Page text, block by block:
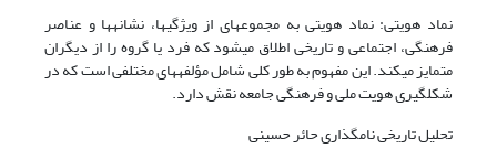
نماد هویتی:نماد هویتی به مجموعهای از ویژگیها، نشانهها و عناصر
فرهنگی، اجتماعی و تاریخی اطلاق میشود که فرد یا گروه را از دیگران
متمایز میکند. این مفهوم به طور کلی شامل مؤلفههای مختلفی است که در
شکلگیری هویت ملی و فرهنگی جامعه نقش دارد.
تحلیل تاریخی نامگذاری حائر حسینی